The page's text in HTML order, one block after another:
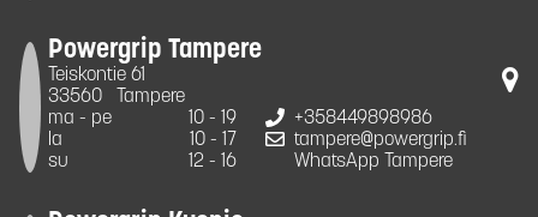
Powergrip Tampere
Teiskontie 61
33560
Tampere
ma - pe
10 - 19
la
10 - 17
su
12 - 16
+358449898986
tampere@powergrip.fi
WhatsApp Tampere